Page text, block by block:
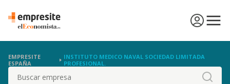
EMPRESITE
ESPAÑA
INSTITUTO MEDICO NAVAL SOCIEDAD LIMITADA
PROFESIONAL.
Buscar